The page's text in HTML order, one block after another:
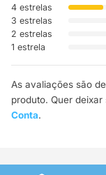
4 estrelas
3 estrelas
2 estrelas
1 estrela
As avaliações são
produto. Quer
Conta.